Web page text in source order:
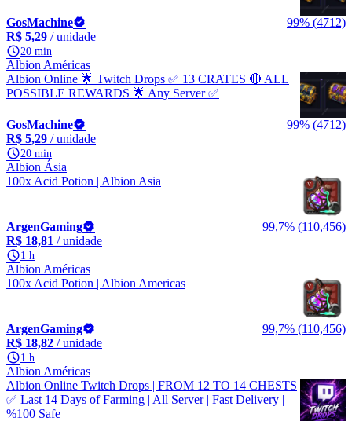
GosMachine
99% (4712)
R$ 5,29 / unidade
20 min
Albion Américas
Albion Online 🌟 Twitch Drops ✅ 13 CRATES 🔴 ALL
POSSIBLE REWARDS 🌟 Any Server ✅
GosMachine
99% (4712)
R$ 5,29 / unidade
20 min
Albion Ásia
100x Acid Potion | Albion Asia
ArgenGaming
99,7% (110,456)
R$ 18,81 / unidade
1 h
Albion Américas
100x Acid Potion | Albion Americas
ArgenGaming
99,7% (110,456)
R$ 18,82 / unidade
1 h
Albion Américas
Albion Online Twitch Drops | FROM 12 TO 14 CHESTS
✅ Last 14 Days of Farming | All Server | Fast Delivery |
%100 Safe